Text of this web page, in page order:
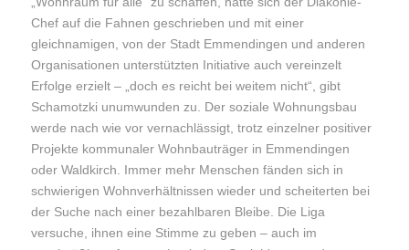
Chef auf die Fahnen geschrieben und mit einer
gleichnamigen, von der Stadt Emmendingen und anderen
Organisationen unterstützten Initiative auch vereinzelt
Erfolge erzielt – „doch es reicht bei weitem nicht“, gibt
Schamotzki unumwunden zu. Der soziale Wohnungsbau
werde nach wie vor vernachlässigt, trotz einzelner positiver
Projekte kommunaler Wohnbauträger in Emmendingen
oder Waldkirch. Immer mehr Menschen fänden sich in
schwierigen Wohnverhältnissen wieder und scheiterten bei
der Suche nach einer bezahlbaren Bleibe. Die Liga
versuche, ihnen eine Stimme zu geben – auch im